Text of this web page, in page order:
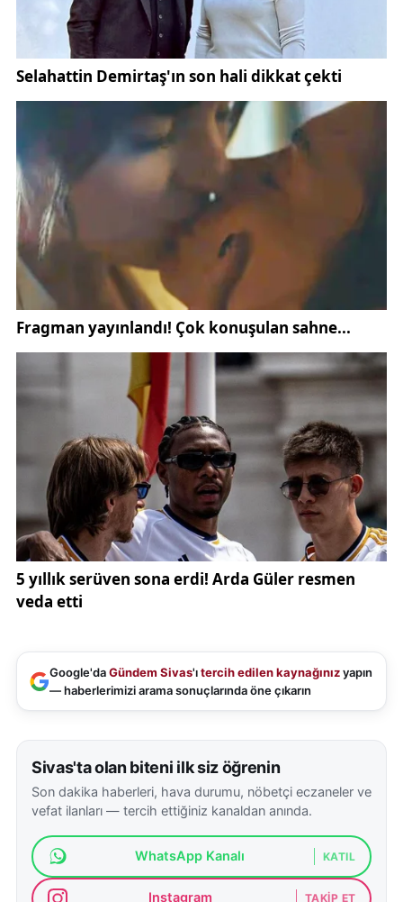
Google'daGündem Sivas'ıtercih edilen kaynağınızyapın
— haberlerimizi arama sonuçlarında öne çıkarın
Sivas'ta olan biteni ilk siz öğrenin
Son dakika haberleri, hava durumu, nöbetçi eczaneler ve
vefat ilanları — tercih ettiğiniz kanaldan anında.
WhatsApp Kanalı KATIL
Instagram TAKIP ET